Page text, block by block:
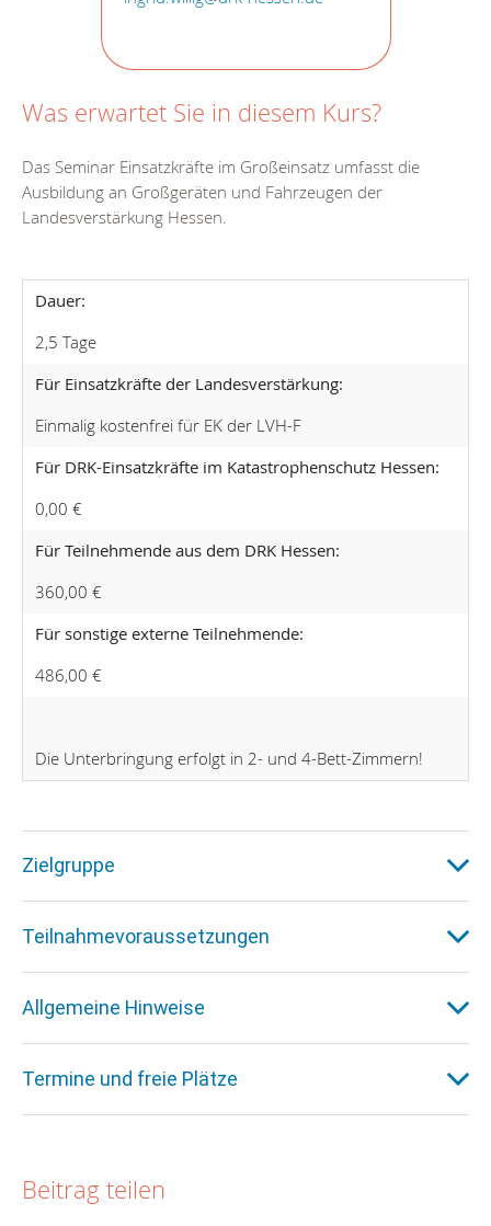
Was erwartet Sie in diesem Kurs?
Das Seminar Einsatzkräfte im Großeinsatz umfasst die
Ausbildung an Großgeräten und Fahrzeugen der
Landesverstärkung Hessen.
Dauer:
2,5 Tage
Für Einsatzkräfte der Landesverstärkung:
Einmalig kostenfrei für EK der LVH-F
Für DRK-Einsatzkräfte im Katastrophenschutz Hessen:
0,00 €
Für Teilnehmende aus dem DRK Hessen:
360,00 €
Für sonstige externe Teilnehmende:
486,00 €
Die Unterbringung erfolgt in 2- und 4-Bett-Zimmern!
Zielgruppe
Teilnahmevoraussetzungen
Allgemeine Hinweise
Termine und freie Plätze
Beitrag teilen